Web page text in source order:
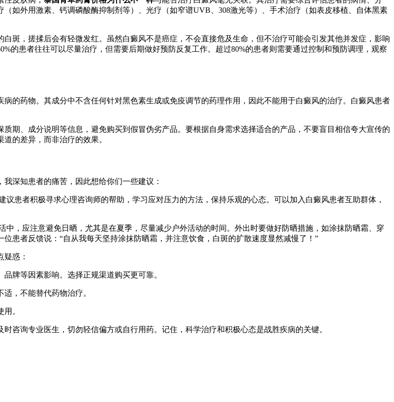
如外用激素、钙调磷酸酶抑制剂等）、光疗（如窄谱UVB、308激光等）、手术治疗（如表皮移植、自体黑素
斑，搓揉后会有轻微发红。虽然白癜风不是癌症，不会直接危及生命，但不治疗可能会引发其他并发症，影响
的患者往往可以尽量治疗，但需要后期做好预防反复工作。超过80%的患者则需要通过控制和预防调理，观察
的药物。其成分中不含任何针对黑色素生成或免疫调节的药理作用，因此不能用于白癜风的治疗。白癜风患者
期、成分说明等信息，避免购买到假冒伪劣产品。要根据自身需求选择适合的产品，不要盲目相信夸大宣传的
的差异，而非治疗的效果。
深知患者的痛苦，因此想给你们一些建议：
患者积极寻求心理咨询师的帮助，学习应对压力的方法，保持乐观的心态。可以加入白癜风患者互助群体，
中，应注意避免日晒，尤其是在夏季，尽量减少户外活动的时间。外出时要做好防晒措施，如涂抹防晒霜、穿
患者反馈说：“自从我每天坚持涂抹防晒霜，并注意饮食，白斑的扩散速度显然减慢了！”
惑：
牌等因素影响。选择正规渠道购买更可靠。
，不能替代药物治疗。
。
咨询专业医生，切勿轻信偏方或自行用药。记住，科学治疗和积极心态是战胜疾病的关键。